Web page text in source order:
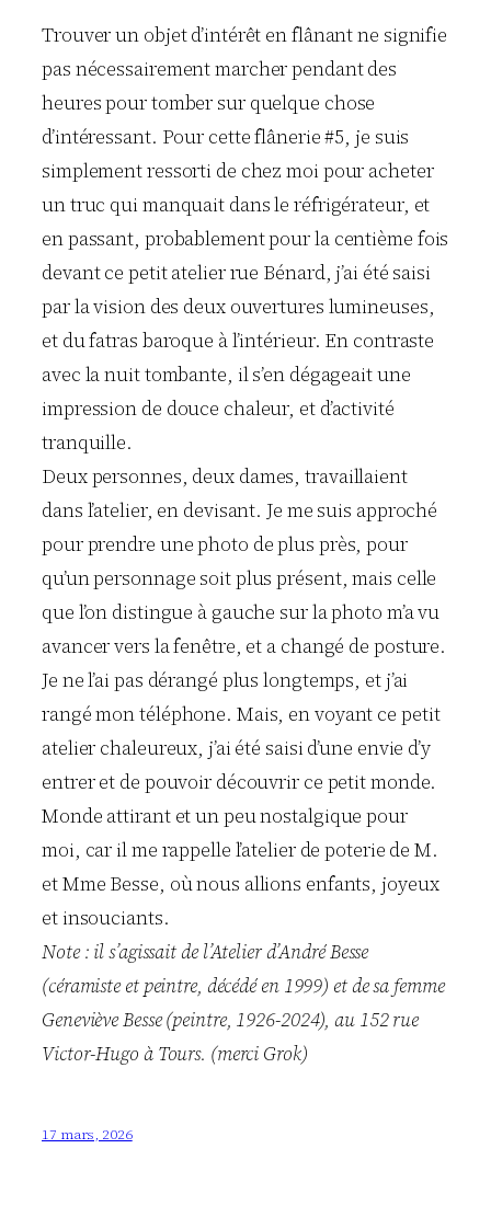
Trouver un objet d’intérêt en flânant ne signifie
pas nécessairement marcher pendant des
heures pour tomber sur quelque chose
d’intéressant. Pour cette flânerie #5, je suis
simplement ressorti de chez moi pour acheter
un truc qui manquait dans le réfrigérateur, et
en passant, probablement pour la centième fois
devant ce petit atelier rue Bénard, j’ai été saisi
par la vision des deux ouvertures lumineuses,
et du fatras baroque à l’intérieur. En contraste
avec la nuit tombante, il s’en dégageait une
impression de douce chaleur, et d’activité
tranquille.
Deux personnes, deux dames, travaillaient
dans l’atelier, en devisant. Je me suis approché
pour prendre une photo de plus près, pour
qu’un personnage soit plus présent, mais celle
que l’on distingue à gauche sur la photo m’a vu
avancer vers la fenêtre, et a changé de posture.
Je ne l’ai pas dérangé plus longtemps, et j’ai
rangé mon téléphone. Mais, en voyant ce petit
atelier chaleureux, j’ai été saisi d’une envie d’y
entrer et de pouvoir découvrir ce petit monde.
Monde attirant et un peu nostalgique pour
moi, car il me rappelle l’atelier de poterie de M.
et Mme Besse, où nous allions enfants, joyeux
et insouciants.
Note : il s’agissait de l’Atelier d’André Besse
(céramiste et peintre, décédé en 1999) et de sa femme
Geneviève Besse (peintre, 1926-2024), au 152 rue
Victor-Hugo à Tours. (merci Grok)
17 mars, 2026